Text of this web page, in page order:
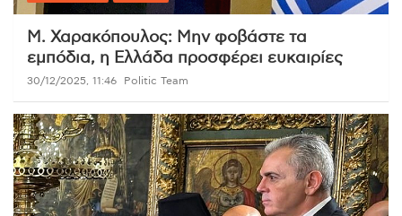
Μ. Χαρακόπουλος: Μην φοβάστε τα
εμπόδια, η Ελλάδα προσφέρει ευκαιρίες
30/12/2025, 11:46 Politic Team